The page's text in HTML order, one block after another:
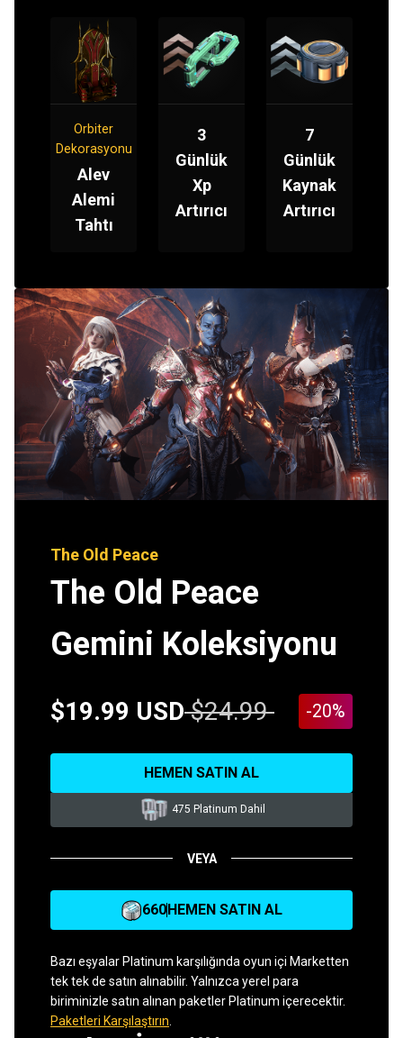
Orbiter
Dekorasyonu
Alev
Alemi
Tahtı
3
Günlük
Xp
Artırıcı
7
Günlük
Kaynak
Artırıcı
The Old Peace
The Old Peace
Gemini Koleksiyonu
$19.99 USD $24.99 -20%
HEMEN SATIN AL
475 Platinum Dahil
VEYA
660HEMEN SATIN AL
Bazı eşyalar Platinum karşılığında oyun içi Marketten
tek tek de satın alınabilir. Yalnızca yerel para
biriminizle satın alınan paketler Platinum içerecektir.
Paketleri Karşılaştırın